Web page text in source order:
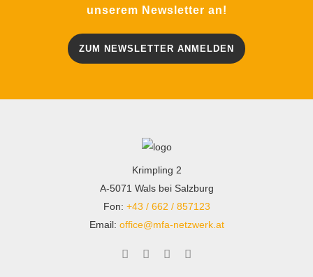
unserem Newsletter an!
ZUM NEWSLETTER ANMELDEN
Krimpling 2
A-5071 Wals bei Salzburg
Fon: +43 / 662 / 857123
Email: office@mfa-netzwerk.at